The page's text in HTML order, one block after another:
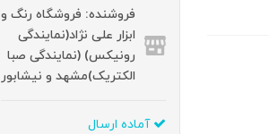
فروشنده: فروشگاه رنگ و
ابزار علی نژاد(نمایندگی
رونیکس) (نمایندگی صبا
الکتریک)مشهد و نیشابور
آماده ارسال